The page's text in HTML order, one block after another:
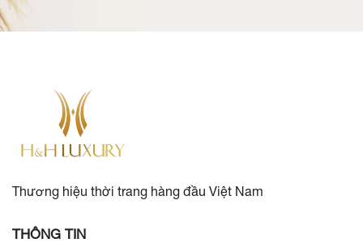
Thương hiệu thời trang hàng đầu Việt Nam
THÔNG TIN